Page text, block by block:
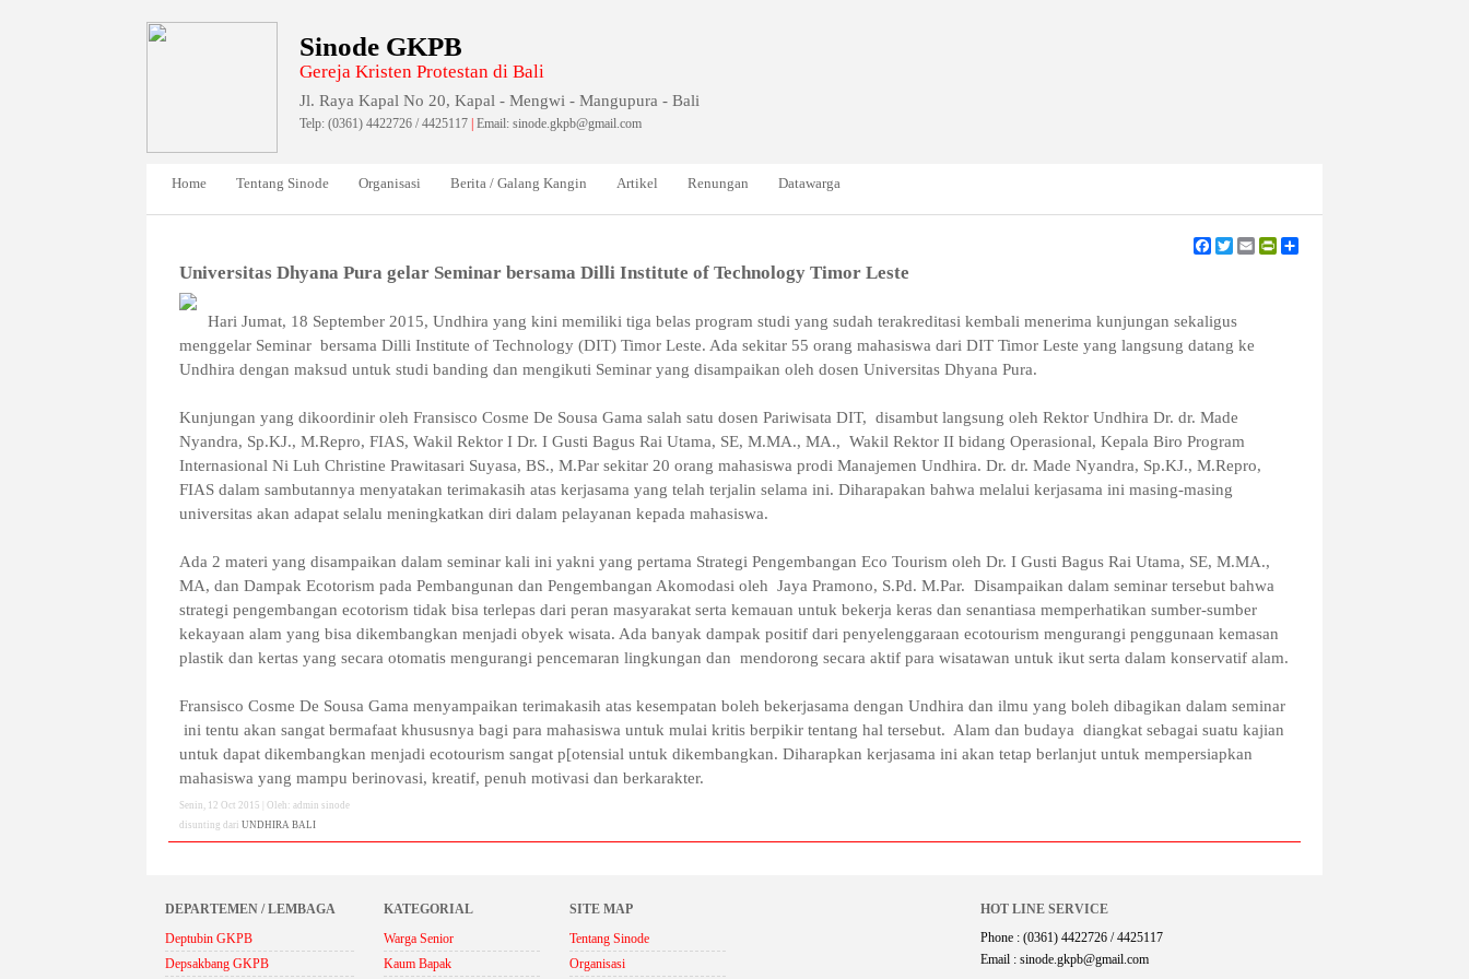
Sinode GKPB
Gereja Kristen Protestan di Bali
Jl. Raya Kapal No 20, Kapal - Mengwi - Mangupura - Bali
Telp: (0361) 4422726 / 4425117 |Email: sinode.gkpb@gmail.com
Home Tentang Sinode Organisasi Berita / Galang Kangin Artikel Renungan Datawarga
Facebook
Twitter
EmailPrintFriendly
Share
Universitas Dhyana Pura gelar Seminar bersama Dilli Institute of Technology Timor Leste
Hari Jumat, 18 September 2015, Undhira yang kini memiliki tiga belas program studi yang sudah terakreditasi kembali menerima kunjungan sekaligus
menggelar Seminar bersama Dilli Institute of Technology (DIT) Timor Leste. Ada sekitar 55 orang mahasiswa dari DIT Timor Leste yang langsung datang ke
Undhira dengan maksud untuk studi banding dan mengikuti Seminar yang disampaikan oleh dosen Universitas Dhyana Pura.
Kunjungan yang dikoordinir oleh Fransisco Cosme De Sousa Gama salah satu dosen Pariwisata DIT, disambut langsung oleh Rektor Undhira Dr. dr. Made
Nyandra, Sp.KJ., M.Repro, FIAS, Wakil Rektor I Dr. I Gusti Bagus Rai Utama, SE, M.MA., MA., Wakil Rektor II bidang Operasional, Kepala Biro Program
Internasional Ni Luh Christine Prawitasari Suyasa, BS., M.Par sekitar 20 orang mahasiswa prodi Manajemen Undhira. Dr. dr. Made Nyandra, Sp.KJ., M.Repro,
FIAS dalam sambutannya menyatakan terimakasih atas kerjasama yang telah terjalin selama ini. Diharapakan bahwa melalui kerjasama ini masing-masing
universitas akan adapat selalu meningkatkan diri dalam pelayanan kepada mahasiswa.
Ada 2 materi yang disampaikan dalam seminar kali ini yakni yang pertama Strategi Pengembangan Eco Tourism oleh Dr. I Gusti Bagus Rai Utama, SE, M.MA.,
MA, dan Dampak Ecotorism pada Pembangunan dan Pengembangan Akomodasi oleh Jaya Pramono, S.Pd. M.Par. Disampaikan dalam seminar tersebut bahwa
strategi pengembangan ecotorism tidak bisa terlepas dari peran masyarakat serta kemauan untuk bekerja keras dan senantiasa memperhatikan sumber-sumber
kekayaan alam yang bisa dikembangkan menjadi obyek wisata. Ada banyak dampak positif dari penyelenggaraan ecotourism mengurangi penggunaan kemasan
plastik dan kertas yang secara otomatis mengurangi pencemaran lingkungan dan mendorong secara aktif para wisatawan untuk ikut serta dalam konservatif alam.
Fransisco Cosme De Sousa Gama menyampaikan terimakasih atas kesempatan boleh bekerjasama dengan Undhira dan ilmu yang boleh dibagikan dalam seminar
ini tentu akan sangat bermafaat khususnya bagi para mahasiswa untuk mulai kritis berpikir tentang hal tersebut. Alam dan budaya diangkat sebagai suatu kajian
untuk dapat dikembangkan menjadi ecotourism sangat p[otensial untuk dikembangkan. Diharapkan kerjasama ini akan tetap berlanjut untuk mempersiapkan
mahasiswa yang mampu berinovasi, kreatif, penuh motivasi dan berkarakter.
Senin, 12 Oct 2015 | Oleh: admin sinode
disunting dariUNDHIRA BALI
DEPARTEMEN / LEMBAGA
Deptubin GKPB
Depsakbang GKPB
KATEGORIAL
Warga Senior
Kaum Bapak
SITE MAP
Tentang Sinode
Organisasi
HOT LINE SERVICE
Phone : (0361) 4422726 / 4425117
Email : sinode.gkpb@gmail.com